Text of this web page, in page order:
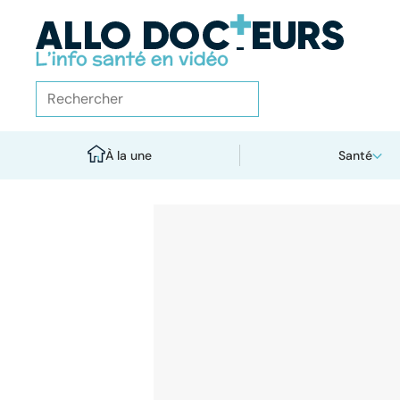
À la une Santé